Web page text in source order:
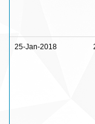
25-Jan-2018